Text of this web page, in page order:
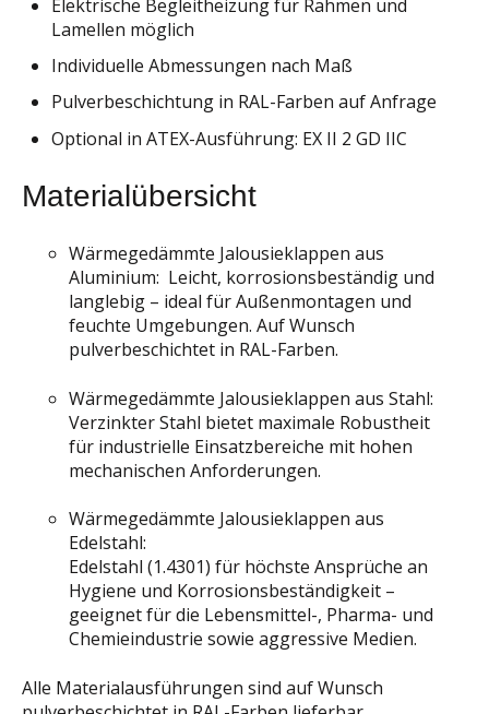
Elektrische Begleitheizung für Rahmen und
Lamellen möglich
Individuelle Abmessungen nach Maß
Pulverbeschichtung in RAL-Farben auf Anfrage
Optional in ATEX-Ausführung: EX II 2 GD IIC
Materialübersicht
Wärmegedämmte Jalousieklappen aus
Aluminium: Leicht, korrosionsbeständig und
langlebig – ideal für Außenmontagen und
feuchte Umgebungen. Auf Wunsch
pulverbeschichtet in RAL-Farben.
Wärmegedämmte Jalousieklappen aus Stahl:
Verzinkter Stahl bietet maximale Robustheit
für industrielle Einsatzbereiche mit hohen
mechanischen Anforderungen.
Wärmegedämmte Jalousieklappen aus
Edelstahl:
Edelstahl (1.4301) für höchste Ansprüche an
Hygiene und Korrosionsbeständigkeit –
geeignet für die Lebensmittel-, Pharma- und
Chemieindustrie sowie aggressive Medien.
Alle Materialausführungen sind auf Wunsch